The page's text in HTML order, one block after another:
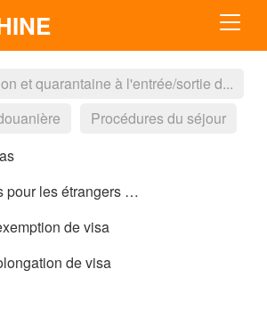
et quarantaine à l'entrée/sortie d...
Procédures du séjour
afin d’obtenir un visa
de visa
de visa